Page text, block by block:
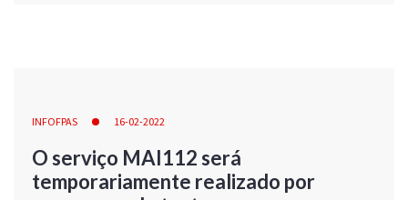
INFOFPAS 16-02-2022
O serviço MAI112 será
temporariamente realizado por